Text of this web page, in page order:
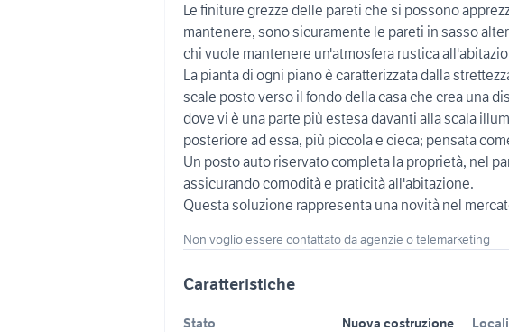
Le finiture grezze delle pareti che si possono
mantenere, sono sicuramente le pareti in sasso
chi vuole mantenere un'atmosfera rustica
La pianta di ogni piano è caratterizzata dalla
scale posto verso il fondo della casa che crea una
dove vi è una parte più estesa davanti alla scala
posteriore ad essa, più piccola e cieca; pensata
Un posto auto riservato completa la proprietà, nel
assicurando comodità e praticità all'abitazione.
Questa soluzione rappresenta una novità nel
Non voglio essere contattato da agenzie o telemarketing
Caratteristiche
Stato
Nuova costruzione
Locali